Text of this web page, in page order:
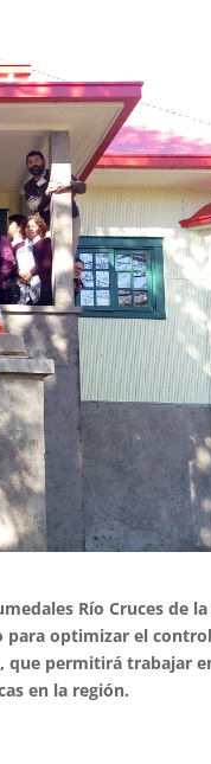
Río Cruces de
para optimizar el
que permitirá trabajar
en la región.